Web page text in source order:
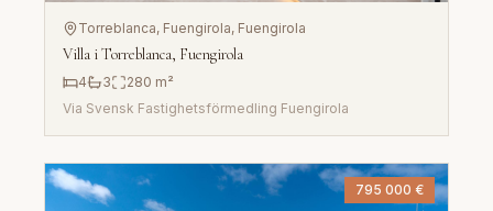
Torreblanca, Fuengirola, Fuengirola
Villa i Torreblanca, Fuengirola
4 3 280 m²
Via Svensk Fastighetsförmedling Fuengirola
795 000 €